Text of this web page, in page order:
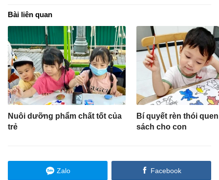
Bài liên quan
Nuôi dưỡng phẩm chất tốt của
trẻ
Bí quyết rèn thói
sách cho con
Zalo Facebook